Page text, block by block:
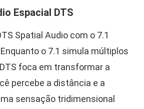
Espacial DTS
Spatial Audio com o 7.1
o 7.1 simula múltiplos
foca em transformar a
percebe a distância e a
sensação tridimensional